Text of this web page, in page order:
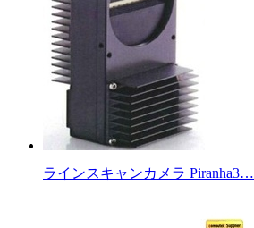
ラインスキャンカメラ Piranha3…